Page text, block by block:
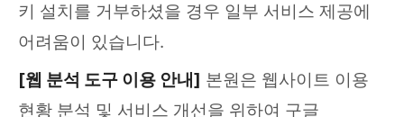
키 설치를 거부하셨을 경우 일부 서비스 제공에
어려움이 있습니다.
[웹 분석 도구 이용 안내] 본원은 웹사이트 이용
현황 분석 및 서비스 개선을 위하여 구글